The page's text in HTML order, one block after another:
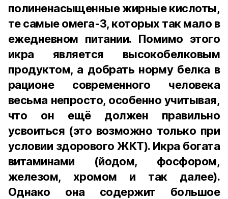
полиненасыщенные жирные кислоты,
те самые омега-3, которых так мало в
ежедневном питании. Помимо этого
икра является высокобелковым
продуктом, а добрать норму белка в
рационе современного человека
весьма непросто, особенно учитывая,
что он ещё должен правильно
усвоиться (это возможно только при
условии здорового ЖКТ). Икра богата
витаминами (йодом, фосфором,
железом, хромом и так далее).
Однако она содержит большое